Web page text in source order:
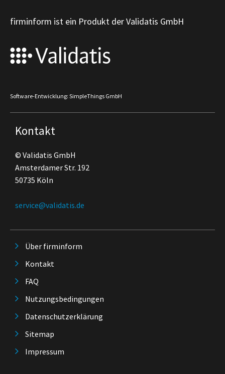
firminform ist ein Produkt der Validatis GmbH
Software-Entwicklung: SimpleThings GmbH
Kontakt
© Validatis GmbH
Amsterdamer Str. 192
50735 Köln
service@validatis.de
Über firminform
Kontakt
FAQ
Nutzungsbedingungen
Datenschutzerklärung
Sitemap
Impressum